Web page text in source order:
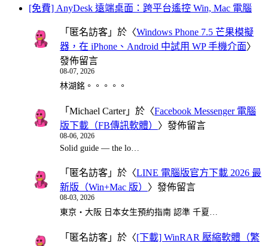
[免費] AnyDesk 遠端桌面：跨平台遙控 Win, Mac 電腦
「 匿名訪客 」於〈Windows Phone 7.5 芒果模擬
器，在 iPhone、Android 中試用 WP 手機介面〉
發佈留言
08-07, 2026
林湖銘。。。。。
「 Michael Carter」於〈Facebook Messenger 電腦
版下載（FB傳訊軟體） 〉發佈留言
08-06, 2026
Solid guide — the lo…
「 匿名訪客 」於〈LINE 電腦版官方下載 2026 最
新版（Win+Mac 版） 〉發佈留言
08-03, 2026
東京・大阪 日本女生預約指南 認準 千夏…
「 匿名訪客 」於〈[下載] WinRAR 壓縮軟體（繁